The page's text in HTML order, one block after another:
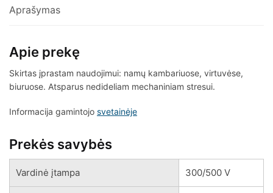
Aprašymas
Apie prekę
Skirtas įprastam naudojimui: namų kambariuose, virtuvėse,
biuruose. Atsparus nedideliam mechaniniam stresui.
Informacija gamintojo svetainėje
Prekės savybės
Vardinė įtampa 300/500 V